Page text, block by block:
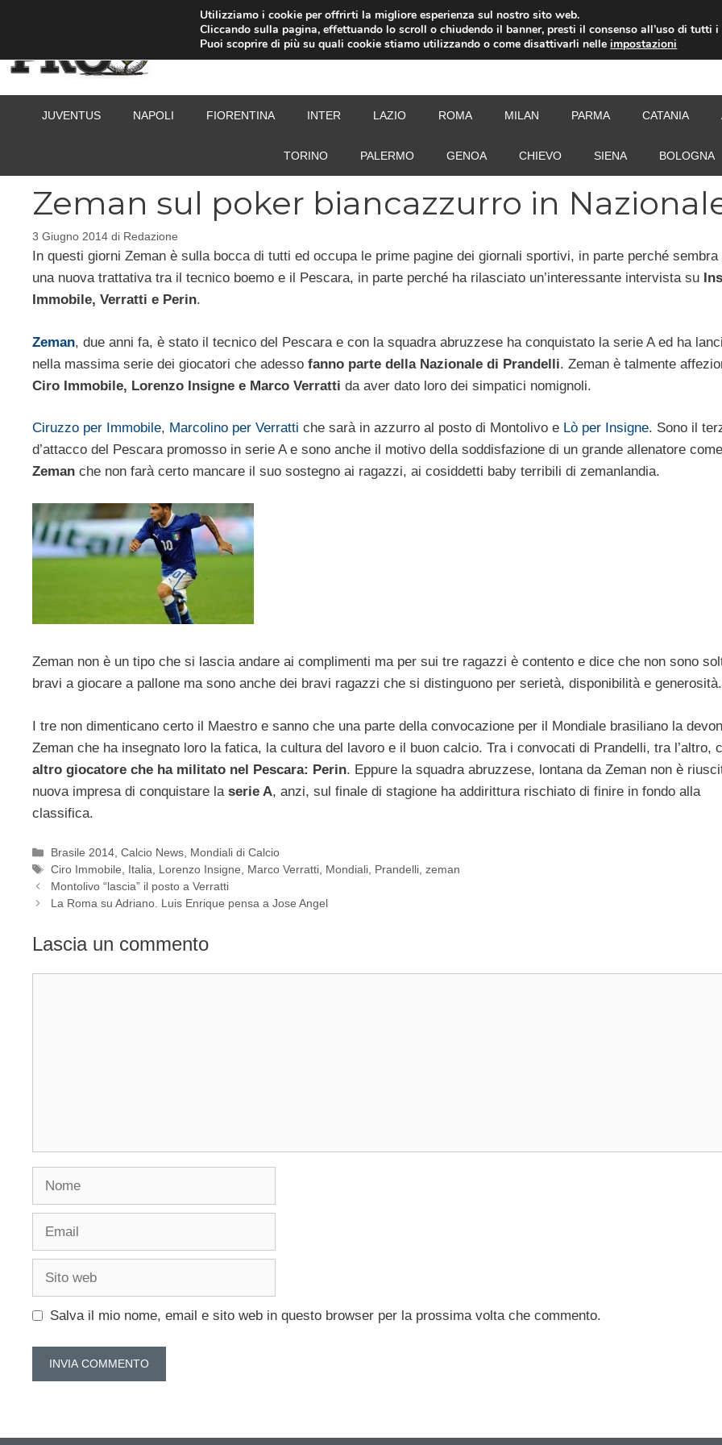
JUVENTUS NAPOLI FIORENTINA INTER LAZIO ROMA MILAN PARMA CATANIA
TORINO PALERMO GENOA CHIEVO SIENA BOLOGNA
Zeman sul poker biancazzurro in
3 Giugno 2014 di Redazione
In questi giorni Zeman è sulla bocca di tutti ed occupa le prime pagine dei giornali sportivi, in parte perché sembra
una nuova trattativa tra il tecnico boemo e il Pescara, in parte perché ha rilasciato un’interessante intervista su
Immobile, Verratti e Perin.
Zeman, due anni fa, è stato il tecnico del Pescara e con la squadra abruzzese ha conquistato la serie A ed ha
nella massima serie dei giocatori che adesso fanno parte della Nazionale di Prandelli. Zeman è talmente
Ciro Immobile, Lorenzo Insigne e Marco Verratti da aver dato loro dei simpatici nomignoli.
Ciruzzo per Immobile, Marcolino per Verratti che sarà in azzurro al posto di Montolivo e Lò per Insigne. Sono il
d’attacco del Pescara promosso in serie A e sono anche il motivo della soddisfazione di un grande allenatore come
Zeman che non farà certo mancare il suo sostegno ai ragazzi, ai cosiddetti baby terribili di zemanlandia.
Zeman non è un tipo che si lascia andare ai complimenti ma per sui tre ragazzi è contento e dice che non sono
bravi a giocare a pallone ma sono anche dei bravi ragazzi che si distinguono per serietà, disponibilità e generosità.
I tre non dimenticano certo il Maestro e sanno che una parte della convocazione per il Mondiale brasiliano la
Zeman che ha insegnato loro la fatica, la cultura del lavoro e il buon calcio. Tra i convocati di Prandelli, tra l’altro,
altro giocatore che ha militato nel Pescara: Perin. Eppure la squadra abruzzese, lontana da Zeman non è
nuova impresa di conquistare la serie A, anzi, sul finale di stagione ha addirittura rischiato di finire in fondo alla
classifica.
Categorie
Brasile 2014,Calcio News, Mondiali di Calcio
Tag
Ciro Immobile, Italia, Lorenzo Insigne, Marco Verratti, Mondiali, Prandelli,zeman
Montolivo “lascia” il posto a Verratti
La Roma su Adriano. Luis Enrique pensa a Jose Angel
Lascia un commento
Salva il mio nome, email e sito web in questo browser per la prossima volta che commento.
Utilizziamo i cookie per offrirti la migliore esperienza sul nostro sito web.
Cliccando sulla pagina, effettuando lo scroll o chiudendo il banner, presti il consenso all’uso di tutti i
Puoi scoprire di più su quali cookie stiamo utilizzando o come disattivarli nelleimpostazioni